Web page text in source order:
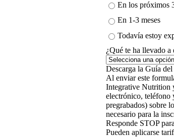
En los próximos
En 1-3 meses
Todavía estoy
¿Qué te ha llevado a
Al enviar este
Integrative Nutrition
electrónico, teléfono
pregrabados) sobre
necesario para la
Responde STOP
Pueden aplicarse